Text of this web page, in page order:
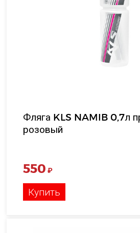
Фляга KLS NAMIB 0,7л
розовый
550 ₽
Купить